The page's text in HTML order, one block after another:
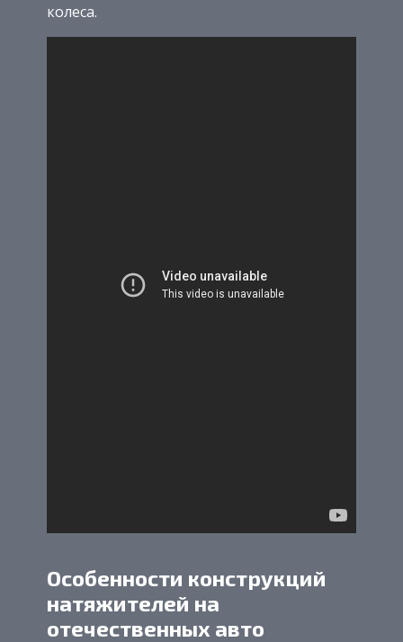
колеса.
Особенности конструкций
натяжителей на
отечественных авто